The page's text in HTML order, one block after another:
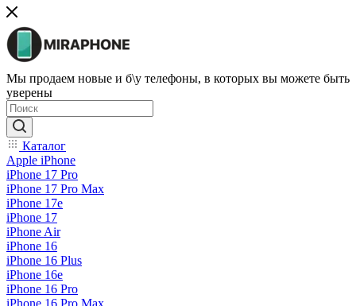
Мы продаем новые и б\у телефоны, в которых вы можете быть
уверены
Каталог
Apple iPhone
iPhone 17 Pro
iPhone 17 Pro Max
iPhone 17e
iPhone 17
iPhone Air
iPhone 16
iPhone 16 Plus
iPhone 16e
iPhone 16 Pro
iPhone 16 Pro Max